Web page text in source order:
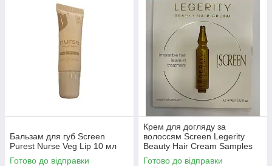
Бальзам для губ Screen
Purest Nurse Veg Lip 10 мл
Готово до відправки
Крем для догляду за
волоссям Screen Legerity
Beauty Hair Cream Samples
3,5 мл
Готово до відправки